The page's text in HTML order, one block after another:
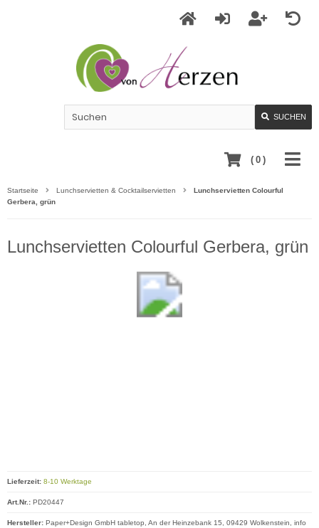
SUCHEN
( 0 )
Startseite Lunchservietten & Cocktailservietten
Lunchservietten Colourful
Gerbera, grün
Lunchservietten Colourful Gerbera, grün
Lieferzeit: 8-10 Werktage
Art.Nr.: PD20447
Hersteller: Paper+Design GmbH tabletop, An der Heinzebank 15, 09429 Wolkenstein, info